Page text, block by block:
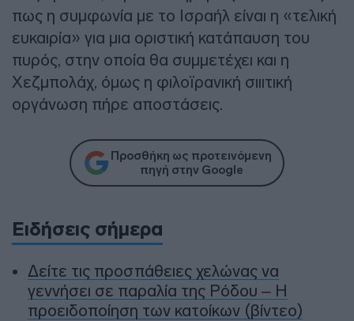
πως η συμφωνία με το Ισραήλ είναι η «τελική
ευκαιρία» για μια οριστική κατάπαυση του
πυρός, στην οποία θα συμμετέχει και η
Χεζμπολάχ, όμως η φιλοϊρανική σιιιτική
οργάνωση πήρε αποστάσεις.
Προσθήκη ως προτεινόμενη
πηγή στην Google
Ειδήσεις σήμερα
Δείτε τις προσπάθειες χελώνας να
γεννήσει σε παραλία της Ρόδου – Η
προειδοποίηση των κατοίκων (βίντεο)